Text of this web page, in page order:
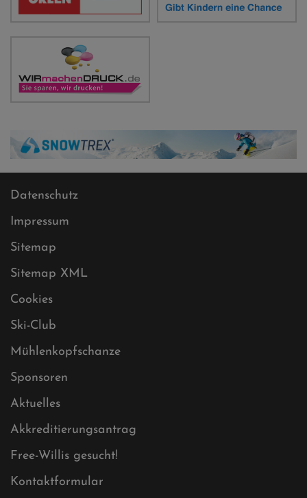
Datenschutz
Impressum
Sitemap
Sitemap XML
Cookies
Ski-Club
Mühlenkopfschanze
Sponsoren
Aktuelles
Akkreditierungsantrag
Free-Willis gesucht!
Kontaktformular